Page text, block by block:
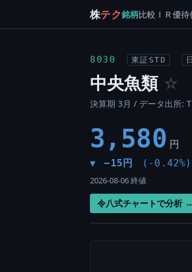
株テク銘柄比較 ＩＲ優待
8030 東証STD
中央魚類 ☆
決算期 3月 / データ出所:
3,580 円
▼ −15円 (-0.42%)
2026-08-06 終値
令八式チャートで分析 →